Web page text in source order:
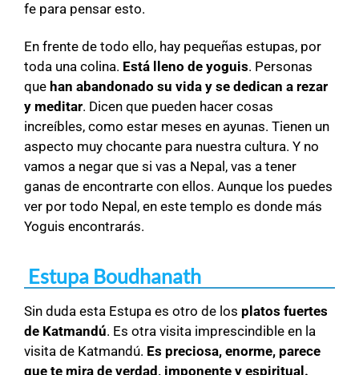
fe para pensar esto.
En frente de todo ello, hay pequeñas estupas, por
toda una colina. Está lleno de yoguis. Personas
que han abandonado su vida y se dedican a rezar
y meditar. Dicen que pueden hacer cosas
increíbles, como estar meses en ayunas. Tienen un
aspecto muy chocante para nuestra cultura. Y no
vamos a negar que si vas a Nepal, vas a tener
ganas de encontrarte con ellos. Aunque los puedes
ver por todo Nepal, en este templo es donde más
Yoguis encontrarás.
Estupa Boudhanath
Sin duda esta Estupa es otro de los platos fuertes
de Katmandú. Es otra visita imprescindible en la
visita de Katmandú. Es preciosa, enorme, parece
que te mira de verdad, imponente y espiritual.